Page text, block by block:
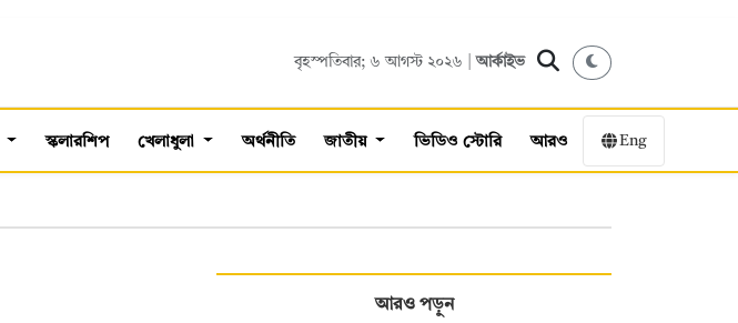
বৃহস্পতিবার; ৬ আগস্ট ২০২৬ |আর্কাইভ
স্কলারশিপ খেলাধুলা অর্থনীতি জাতীয় ভিডিও স্টোরি আরও Eng
আরও পড়ুন